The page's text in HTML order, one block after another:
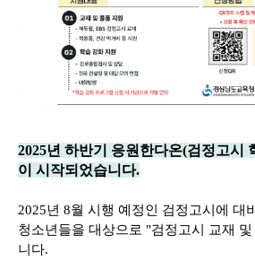
2025년 하반기 응원한다온(검정고시
이 시작되었습니다.
2025년 8월 시행 예정인 검정고시에 대
청소년들을 대상으로 "검정고시 교재
니다.